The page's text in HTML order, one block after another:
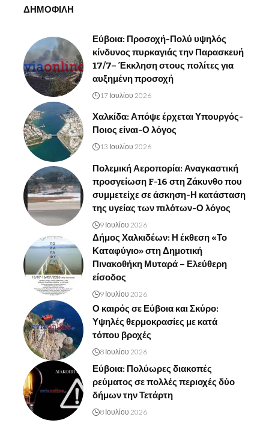
ΔΗΜΟΦΙΛΗ
Εύβοια: Προσοχή-Πολύ υψηλός
κίνδυνος πυρκαγιάς την Παρασκευή
17/7– Έκκληση στους πολίτες για
αυξημένη προσοχή
17 Ιουλίου 2026
Χαλκίδα: Απόψε έρχεται Υπουργός-
Ποιος είναι-Ο λόγος
13 Ιουλίου 2026
Πολεμική Αεροπορία: Αναγκαστική
προσγείωση F-16 στη Ζάκυνθο που
συμμετείχε σε άσκηση-Η κατάσταση
της υγείας των πιλότων-Ο λόγος
9 Ιουλίου 2026
Δήμος Χαλκιδέων: Η έκθεση «Το
Καταφύγιο» στη Δημοτική
Πινακοθήκη Μυταρά – Ελεύθερη
είσοδος
9 Ιουλίου 2026
Ο καιρός σε Εύβοια και Σκύρο:
Υψηλές θερμοκρασίες με κατά
τόπου βροχές
8 Ιουλίου 2026
Εύβοια: Πολύωρες διακοπές
ρεύματος σε πολλές περιοχές δύο
δήμων την Τετάρτη
8 Ιουλίου 2026